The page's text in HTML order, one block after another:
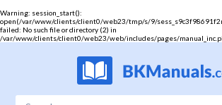
Warning: session_start():
open(/var/www/clients/client0/web23/tmp/s/9/
failed: No such file or directory (2) in
/var/www/clients/client0/web23/web/includes/pages/